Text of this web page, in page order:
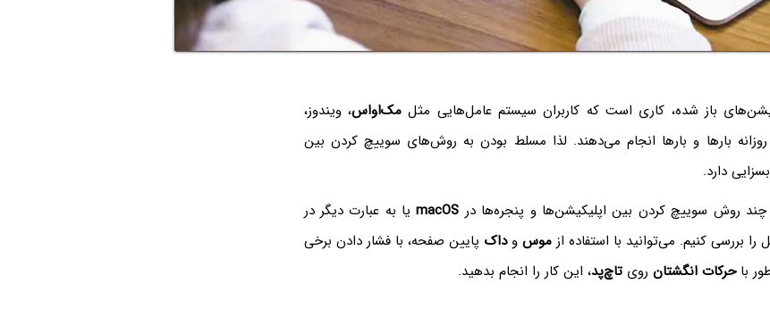
باز شده، کاری است که کاربران سیستم عامل‌هایی مثلمک‌او‌اس، ویندوز،
اندروید، iOS و iPadOS روزانه بارها و بارها انجام می‌دهند. لذا مسلط بودن به روش‌های سوییچ کردن بین
دارد.
چند روش سوییچ کردن بین اپلیکیشن‌ها و پنجره‌ها در macOSیا به عبارت دیگر در
بررسی کنیم. می‌توانید با استفاده ازموس وداک پایین صفحه، با فشار دادن برخی
باحرکات انگشتان رویتاچ‌پد، این کار را انجام بدهید.